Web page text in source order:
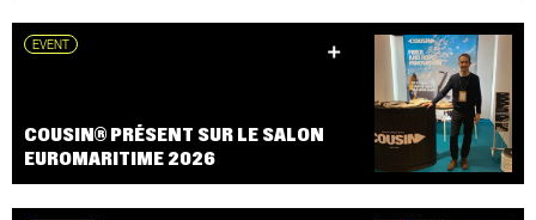
EVENT
COUSIN® PRÉSENT SUR LE SALON
EUROMARITIME 2026